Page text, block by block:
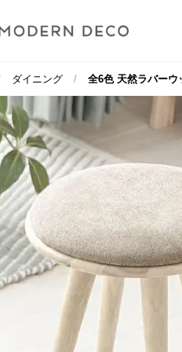
ダイニング 全6色 天然ラバーウ